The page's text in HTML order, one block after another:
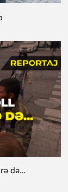
də...